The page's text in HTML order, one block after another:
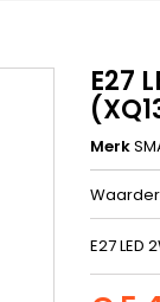
E27
Merk
E27 LED